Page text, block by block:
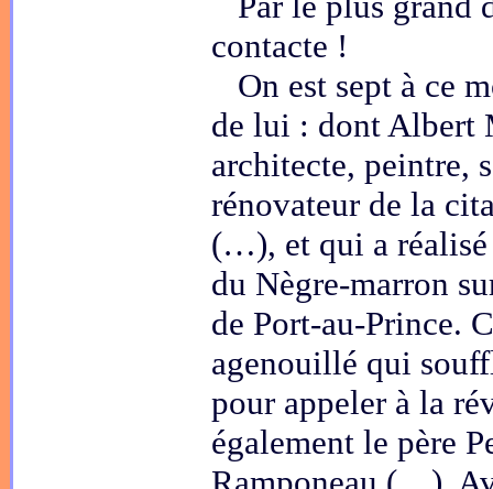
contacte !
On est sept à ce
de lui : dont Albert
architecte, peintre,
rénovateur de la
(…), et qui a réalisé
du Nègre-marron
de Port-au-Prince.
agenouillé qui
pour appeler à la
également le père